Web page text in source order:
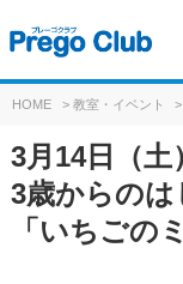
HOME > 教室・イベント >
3月14日（土
3歳からの
「いちごの